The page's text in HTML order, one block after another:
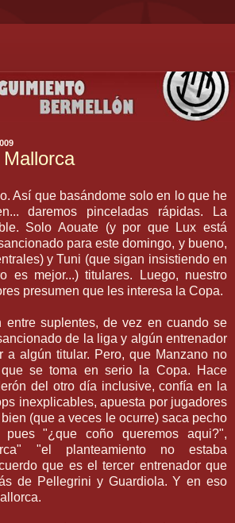
Así que basándomesolo en lo que he
daremos pinceladas rápidas. La
Solo Aouate(y por que Lux está
para este domingo, y bueno,
yTuni (que sigan insistiendo en
es mejor...) titulares. Luego, nuestro
presumen que les interesa la Copa.
entre suplentes, de vez en cuando se
de la liga y algún entrenador
a algún titular. Pero, que Manzano no
que se toma en serio la Copa. Hace
del otro día inclusive,confía en la
inexplicables, apuesta por jugadores
(que a veces le ocurre) saca pecho
"¿que coño queremos aqui?",
"el planteamiento no estaba
que es el tercer entrenador que
de Pellegrini y Guardiola. Y en eso